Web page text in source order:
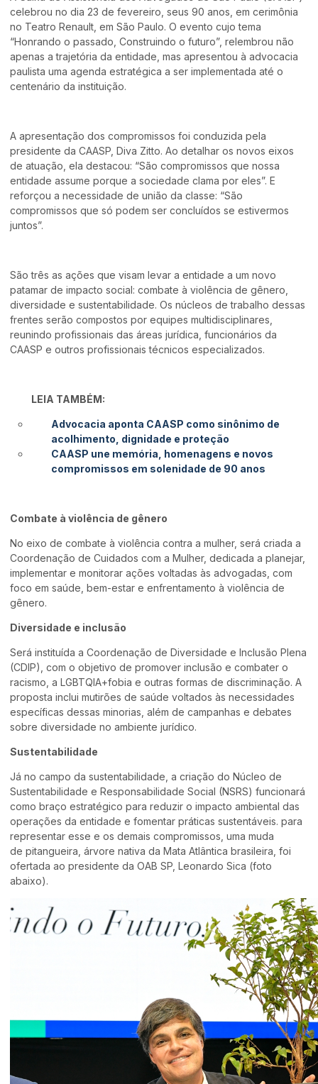
celebrou no dia 23 de fevereiro, seus 90 anos, em cerimônia
no Teatro Renault, em São Paulo. O evento cujo tema
“Honrando o passado, Construindo o futuro”, relembrou não
apenas a trajetória da entidade, mas apresentou à advocacia
paulista uma agenda estratégica a ser implementada até o
centenário da instituição.
A apresentação dos compromissos foi conduzida pela
presidente da CAASP, Diva Zitto. Ao detalhar os novos eixos
de atuação, ela destacou: “São compromissos que nossa
entidade assume porque a sociedade clama por eles”. E
reforçou a necessidade de união da classe: “São
compromissos que só podem ser concluídos se estivermos
juntos”.
São três as ações que visam levar a entidade a um novo
patamar de impacto social: combate à violência de gênero,
diversidade e sustentabilidade. Os núcleos de trabalho dessas
frentes serão compostos por equipes multidisciplinares,
reunindo profissionais das áreas jurídica, funcionários da
CAASP e outros profissionais técnicos especializados.
LEIA TAMBÉM:
Advocacia aponta CAASP como sinônimo de
acolhimento, dignidade e proteção
CAASP une memória, homenagens e novos
compromissos em solenidade de 90 anos
Combate à violência de gênero
No eixo de combate à violência contra a mulher, será criada a
Coordenação de Cuidados com a Mulher, dedicada a planejar,
implementar e monitorar ações voltadas às advogadas, com
foco em saúde, bem-estar e enfrentamento à violência de
gênero.
Diversidade e inclusão
Será instituída a Coordenação de Diversidade e Inclusão Plena
(CDIP), com o objetivo de promover inclusão e combater o
racismo, a LGBTQIA+fobia e outras formas de discriminação. A
proposta inclui mutirões de saúde voltados às necessidades
específicas dessas minorias, além de campanhas e debates
sobre diversidade no ambiente jurídico.
Sustentabilidade
Já no campo da sustentabilidade, a criação do Núcleo de
Sustentabilidade e Responsabilidade Social (NSRS) funcionará
como braço estratégico para reduzir o impacto ambiental das
operações da entidade e fomentar práticas sustentáveis. para
representar esse e os demais compromissos, uma muda
de pitangueira, árvore nativa da Mata Atlântica brasileira, foi
ofertada ao presidente da OAB SP, Leonardo Sica (foto
abaixo).